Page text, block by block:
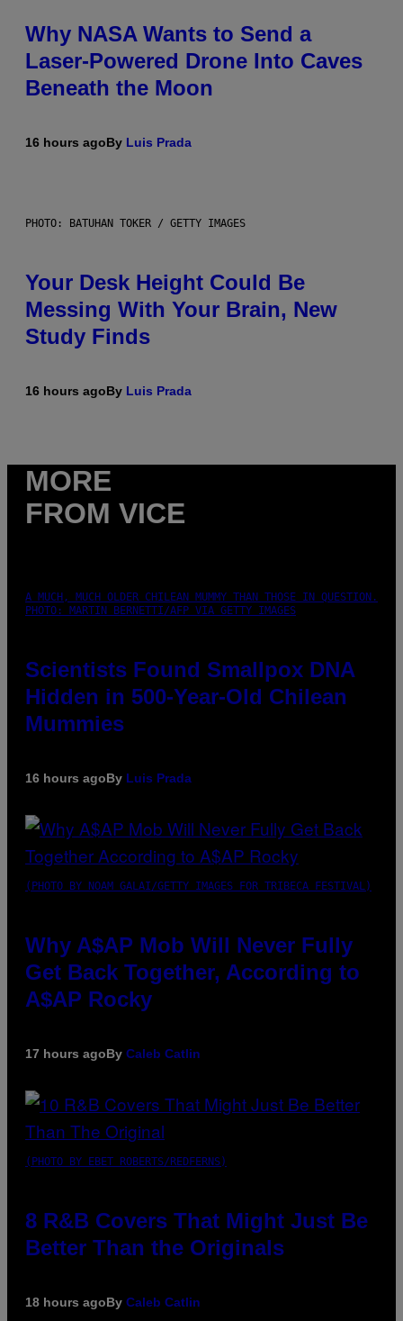
Why NASA Wants to Send a
Laser-Powered Drone Into Caves
Beneath the Moon
16 hours agoBy Luis Prada
PHOTO: BATUHAN TOKER / GETTY IMAGES
Your Desk Height Could Be
Messing With Your Brain, New
Study Finds
16 hours agoBy Luis Prada
MORE
FROM VICE
A MUCH, MUCH OLDER CHILEAN MUMMY THAN THOSE IN QUESTION.
PHOTO: MARTIN BERNETTI/AFP VIA GETTY IMAGES
Scientists Found Smallpox DNA
Hidden in 500-Year-Old Chilean
Mummies
16 hours agoBy Luis Prada
(PHOTO BY NOAM GALAI/GETTY IMAGES FOR TRIBECA FESTIVAL)
Why A$AP Mob Will Never Fully
Get Back Together, According to
A$AP Rocky
17 hours agoBy Caleb Catlin
(PHOTO BY EBET ROBERTS/REDFERNS)
8 R&B Covers That Might Just Be
Better Than the Originals
18 hours agoBy Caleb Catlin